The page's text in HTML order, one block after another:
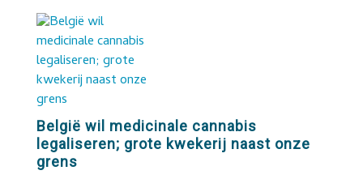
België wil medicinale cannabis
legaliseren; grote kwekerij naast onze
grens